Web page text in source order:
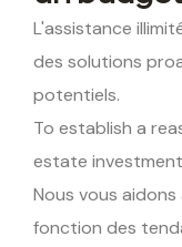
L'assistance
des solutions
potentiels.
To establish a
estate investment
Nous vous
fonction des